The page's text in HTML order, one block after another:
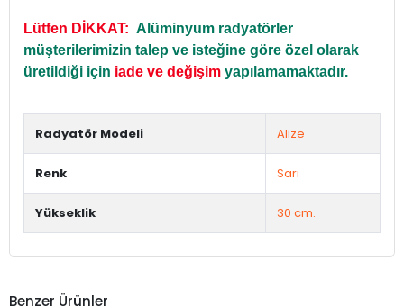
Lütfen DİKKAT: Alüminyum radyatörler
müşterilerimizin talep ve isteğine göre özel olarak
üretildiği için iade ve değişim yapılamamaktadır.
Radyatör Modeli Alize
Renk Sarı
Yükseklik 30 cm.
Benzer Ürünler